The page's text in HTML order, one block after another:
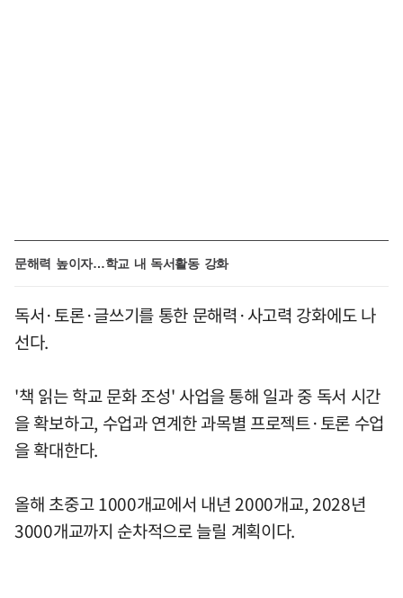
문해력 높이자…학교 내 독서활동 강화
독서·토론·글쓰기를 통한 문해력·사고력 강화에도 나
선다.
'책 읽는 학교 문화 조성' 사업을 통해 일과 중 독서 시간
을 확보하고, 수업과 연계한 과목별 프로젝트·토론 수업
을 확대한다.
올해 초중고 1000개교에서 내년 2000개교, 2028년
3000개교까지 순차적으로 늘릴 계획이다.